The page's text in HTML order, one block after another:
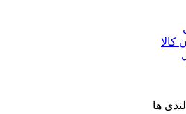
کالا
ها